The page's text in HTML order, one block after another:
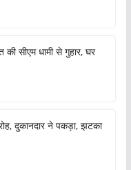
सीएम धामी से गुहार, घर
दुकानदार ने पकड़ा, झटका